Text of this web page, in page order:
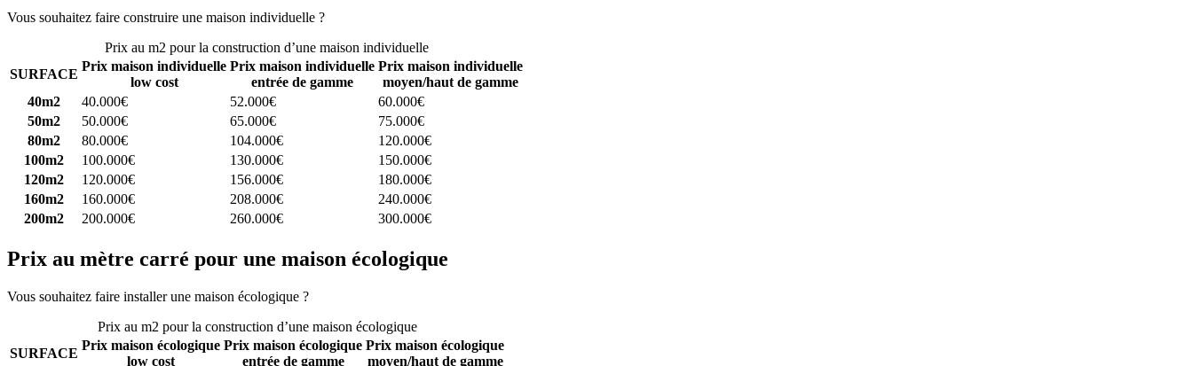
Vous souhaitez faire construire une maison individuelle ?
Prix au m2 pour la construction d’une maison individuelle
SURFACE
Prix maison individuelle
low cost
Prix maison individuelle
entrée de gamme
Prix maison individuelle
moyen/haut de gamme
40m2
40.000€ 52.000€
60.000€
50m2
50.000€ 65.000€
75.000€
80m2
80.000€ 104.000€
120.000€
100m2
100.000€ 130.000€
150.000€
120m2
120.000€ 156.000€
180.000€
160m2
160.000€ 208.000€
240.000€
200m2
200.000€ 260.000€ 300.000€
Prix au mètre carré pour une maison écologique
Vous souhaitez faire installer une maison écologique ?
Prix au m2 pour la construction d’une maison écologique
SURFACE
Prix maison écologique
low cost
Prix maison écologique
entrée de gamme
Prix maison écologique
moyen/haut de gamme